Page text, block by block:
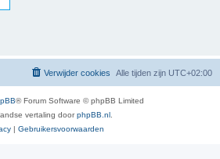
Alle tijden zijn UTC+02:00
Verwijder cookies
® Forum Software © phpBB Limited
vertaling doorphpBB.nl
| Gebruikersvoorwaarden